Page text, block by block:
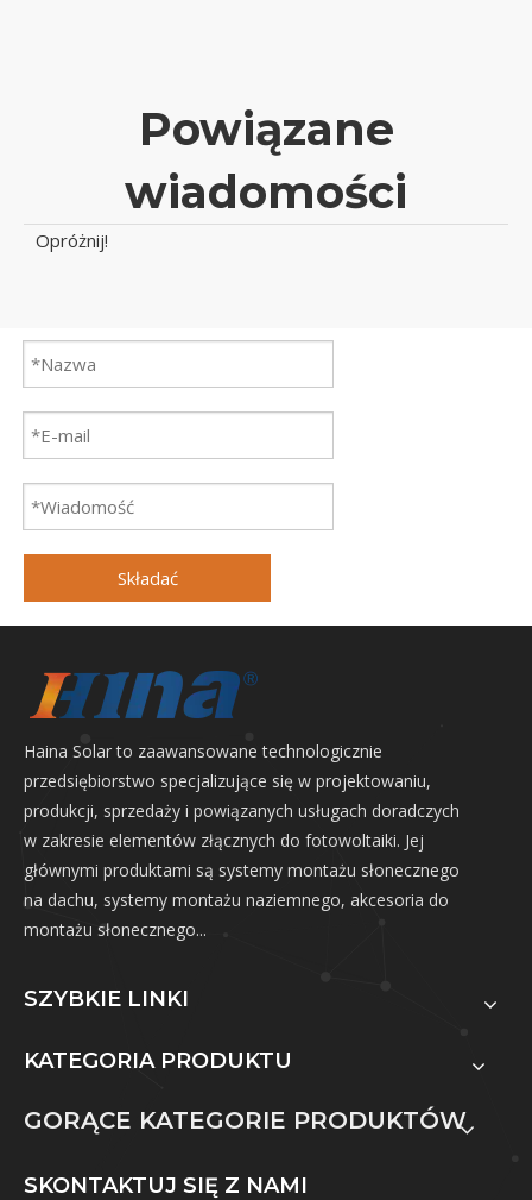
Powiązane
wiadomości
Opróżnij!
Składać
Haina Solar to zaawansowane technologicznie
przedsiębiorstwo specjalizujące się w projektowaniu,
produkcji, sprzedaży i powiązanych usługach doradczych
w zakresie elementów złącznych do fotowoltaiki. Jej
głównymi produktami są systemy montażu słonecznego
na dachu, systemy montażu naziemnego, akcesoria do
montażu słonecznego...
SZYBKIE LINKI
KATEGORIA PRODUKTU
GORĄCE KATEGORIE PRODUKTÓW
SKONTAKTUJ SIĘ Z NAMI